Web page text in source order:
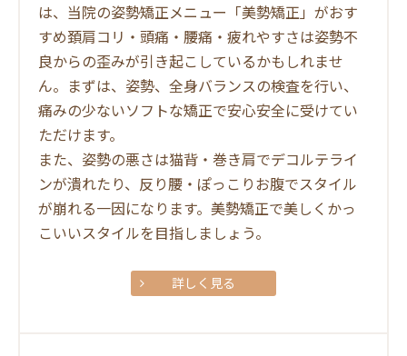
は、当院の姿勢矯正メニュー「美勢矯正」がおす
すめ頚肩コリ・頭痛・腰痛・疲れやすさは姿勢不
良からの歪みが引き起こしているかもしれませ
ん。まずは、姿勢、全身バランスの検査を行い、
痛みの少ないソフトな矯正で安心安全に受けてい
ただけます。
また、姿勢の悪さは猫背・巻き肩でデコルテライ
ンが潰れたり、反り腰・ぽっこりお腹でスタイル
が崩れる一因になります。美勢矯正で美しくかっ
こいいスタイルを目指しましょう。
詳しく見る